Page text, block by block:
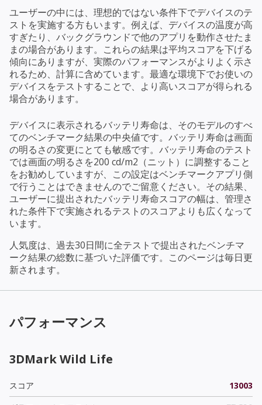
ユーザーの中には、理想的ではない条件下でデバイスのテ
ストを実施する方もいます。例えば、デバイスの温度が高
すぎたり、バックグラウンドで他のアプリを動作させたま
まの場合があります。これらの結果は平均スコアを下げる
傾向にありますが、実際のパフォーマンスがよりよく示さ
れるため、計算に含めています。最適な環境下でお使いの
デバイスをテストすることで、より高いスコアが得られる
場合があります。
デバイスに表示されるバッテリ寿命は、そのモデルのすべ
てのベンチマーク結果の中央値です。バッテリ寿命は画面
の明るさの変更にとても敏感です。バッテリ寿命のテスト
では画面の明るさを200 cd/m2（ニット）に調整すること
をお勧めしていますが、この設定はベンチマークアプリ側
で行うことはできませんのでご留意ください。その結果、
ユーザーに提出されたバッテリ寿命スコアの幅は、管理さ
れた条件下で実施されるテストのスコアよりも広くなって
います。
人気度は、過去30日間に全テストで提出されたベンチマ
ーク結果の総数に基づいた評価です。このページは毎日更
新されます。
パフォーマンス
3DMark Wild Life
スコア
13003